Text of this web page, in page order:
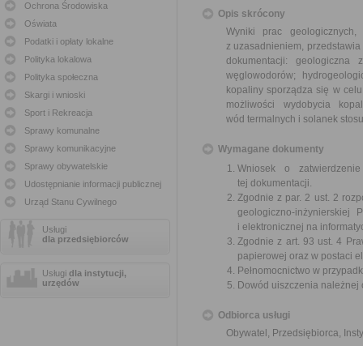
Ochrona Środowiska
Oświata
Podatki i opłaty lokalne
Polityka lokalowa
Polityka społeczna
Skargi i wnioski
Sport i Rekreacja
Sprawy komunalne
Sprawy komunikacyjne
Sprawy obywatelskie
Udostępnianie informacji publicznej
Urząd Stanu Cywilnego
Usługi
dla przedsiębiorców
Usługi dla instytucji,
urzędów
Opis skrócony
Wyniki prac
z uzasadnieniem,
dokumentacji: geologiczna
węglowodorów;
kopaliny sporządza się w
możliwości wydobycia
wód termalnych i solanek
Wymagane dokumenty
Wniosek o
tej dokumentacji.
Zgodnie z par. 2 ust. 2
geologiczno-inżynierskiej
i elektronicznej na
Zgodnie z art. 93 ust. 4
papierowej oraz w postaci
Pełnomocnictwo w
Dowód uiszczenia należnej
Odbiorca usługi
Obywatel, Przedsiębiorca,